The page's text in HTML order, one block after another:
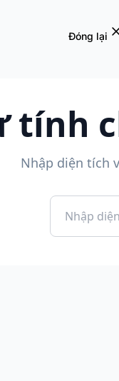
Đóng lại